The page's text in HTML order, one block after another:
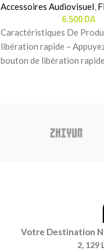
Accessoires Audiovisuel,
6.500DA
Caractéristiques De
libération rapide –
bouton de libération
Votre Destination
2, 129